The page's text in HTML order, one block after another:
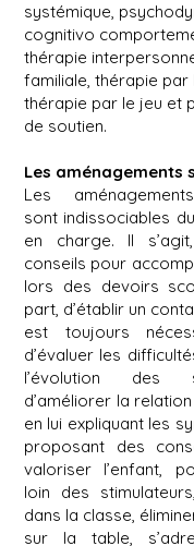
systémique,
cognitivo
thérapie
familiale, thérapie
thérapie par le jeu et
de soutien.
Les aménagements
Les
sont indissociables
en charge. Il
conseils pour
lors des devoirs
part, d’établir un
est toujours
d’évaluer les
l’évolution des
d’améliorer la
en lui expliquant les
proposant des
valoriser l’enfant,
loin des
dans la classe,
sur la table,